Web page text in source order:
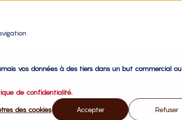
vos données à des tiers dans un but commercial ou
de confidentialité.
des cookies Accepter Refuser